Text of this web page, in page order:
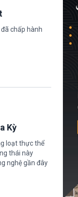
chấp hành
Kỳ
loạt thực thể
thái này
nghệ gần đây